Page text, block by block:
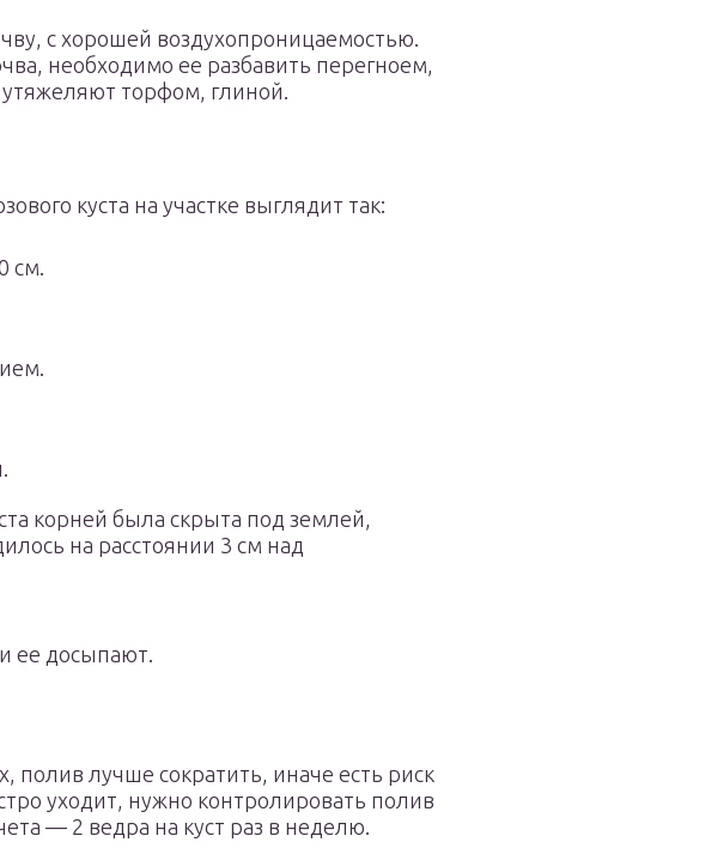
с хорошей воздухопроницаемостью.
необходимо ее разбавить перегноем,
торфом, глиной.
куста на участке выглядит так:
см.
корней была скрыта под землей,
на расстоянии 3 см над
ее досыпают.
полив лучше сократить, иначе есть риск
уходит, нужно контролировать полив
— 2 ведра на куст раз в неделю.